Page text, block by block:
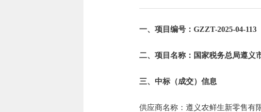
一、项目编号：GZZT-2025-04-113
二、项目名称：国家税务总局遵义
三、中标（成交）信息
供应商名称：遵义农鲜生新零售有